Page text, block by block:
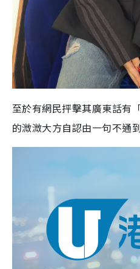
至於有網民抨擊其廣東話有
的溦溦大方自認由一句不通